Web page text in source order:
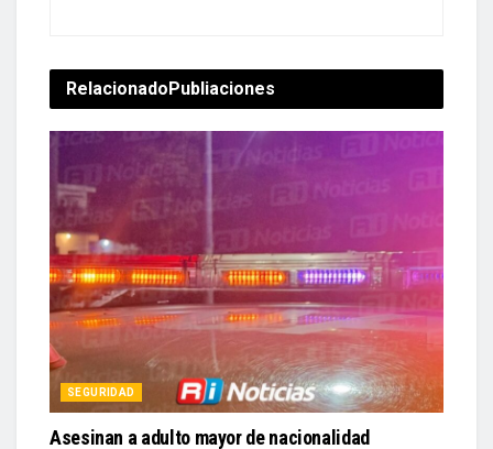
Asesinan a adulto mayor de nacionalidad
canadiense en El Quelite, al norte de Mazatlán
8 agosto, 2026